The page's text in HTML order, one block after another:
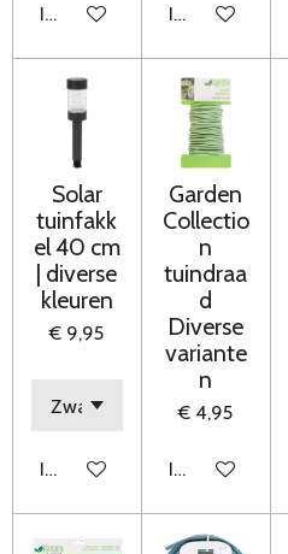
In winkelwagenIn
Solar
tuinfakk
el 40 cm
| diverse
kleuren
€ 9,95
In winkelwagen
Garden
Collectio
n
tuindraa
d
Diverse
variante
n
€ 4,95
In